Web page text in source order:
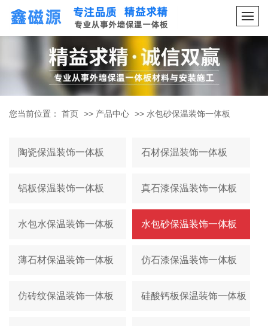
您当前位置： 首页 >> 产品中心 >> 水包砂保温装饰一体板
陶瓷保温装饰一体板 石材保温装饰一体板
铝板保温装饰一体板 真石漆保温装饰一体板
水包水保温装饰一体板 水包砂保温装饰一体板
薄石材保温装饰一体板 仿石漆保温装饰一体板
仿砖纹保温装饰一体板 硅酸钙板保温装饰一体板